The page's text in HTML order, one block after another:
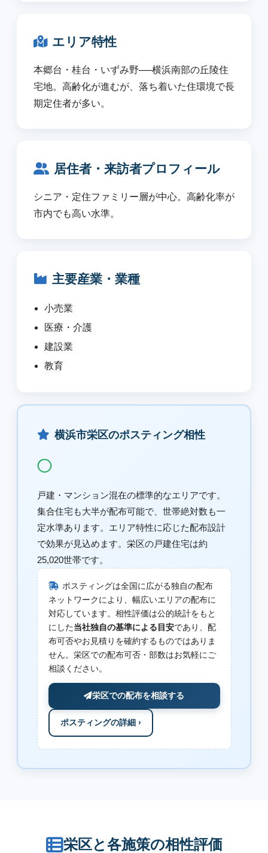
エリア特性
本郷台・桂台・いずみ野──横浜南部の丘陵住
宅地。高齢化が進むが、落ち着いた住環境で長
期定住者が多い。
居住者・来訪者プロフィール
シニア・定住ファミリー層が中心。高齢化率が
市内でも高い水準。
主要産業・業種
小売業
医療・介護
建設業
教育
横浜市栄区のポスティング相性
◯
戸建・マンション混在の標準的なエリアです。
集合住宅も大半が配布可能で、世帯絶対数も一
定水準あります。エリア特性に応じた配布設計
で効果が見込めます。栄区の戸建住宅は約
25,020世帯です。
ポスティングは全国に広がる独自の配布
ネットワークにより、幅広いエリアの配布に
対応しています。相性評価は公的統計をもと
にした当社独自の基準による目安であり、配
布可否やお見積りを確約するものではありま
せん。栄区での配布可否・部数はお気軽にご
相談ください。
栄区での配布を相談する
ポスティングの詳細 ›
栄区と各施策の相性評価